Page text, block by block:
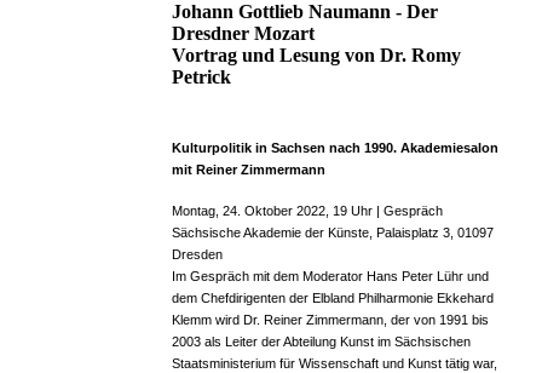
Johann Gottlieb Naumann - Der
Dresdner Mozart
Vortrag und Lesung von Dr. Romy
Petrick
Kulturpolitik in Sachsen nach 1990. Akademiesalon
mit Reiner Zimmermann
Montag, 24. Oktober 2022, 19 Uhr | Gespräch
Sächsische Akademie der Künste, Palaisplatz 3, 01097
Dresden
Im Gespräch mit dem Moderator Hans Peter Lühr und
dem Chefdirigenten der Elbland Philharmonie Ekkehard
Klemm wird Dr. Reiner Zimmermann, der von 1991 bis
2003 als Leiter der Abteilung Kunst im Sächsischen
Staatsministerium für Wissenschaft und Kunst tätig war,